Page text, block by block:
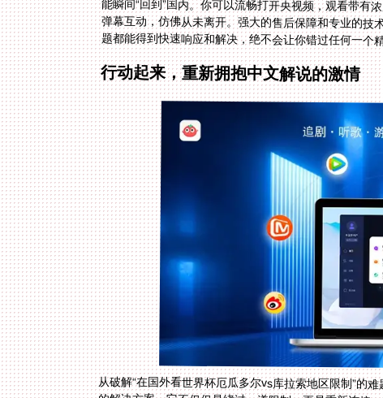
题都能得到快速响应和解决，绝不会让你错过任何一个
行动起来，重新拥抱中文解说的激情
从破解“在国外看世界杯厄瓜多尔vs库拉索地区限制”的
的解决方案。它不仅仅是绕过一道限制，更是重新连接
欧洲杯、NBA总决赛或中超赛事，听着熟悉的中文解
暖。所以，别再让地区限制成为你观赛的障碍。选择正